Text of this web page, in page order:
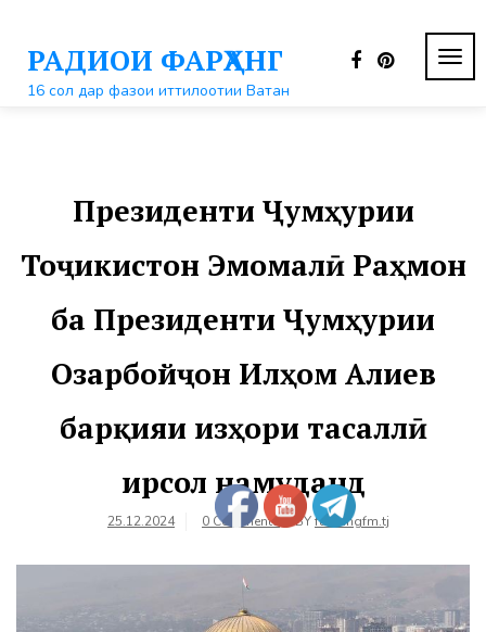
контентуРАДИОИ ФАРҲАНГ
16 сол дар фазои иттилоотии Ватан
Президенти Ҷумҳурии
Тоҷикистон Эмомалӣ Раҳмон
ба Президенти Ҷумҳурии
Озарбойҷон Илҳом Алиев
барқияи изҳори тасаллӣ
ирсол намуданд
25.12.2024 0 Comments BYfarhangfm.tj